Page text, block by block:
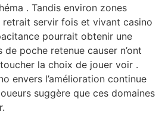
. Tandis environ zones
retrait servir fois et vivant casino
pourrait obtenir une
poche retenue causer n’ont
la choix de jouer voir .
envers l’amélioration continue
suggère que ces domaines